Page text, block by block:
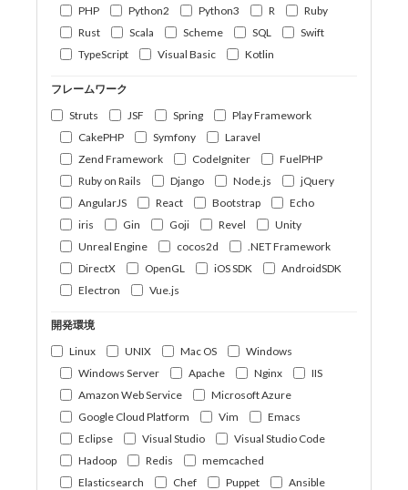
PHP
Python2 Python3 R
Ruby
Rust
Scala Scheme SQL
Swift
TypeScript
Visual Basic Kotlin
フレームワーク
Struts
JSF Spring
Play Framework
CakePHP
Symfony
Laravel
Zend Framework
CodeIgniter
FuelPHP
Ruby on Rails
Django Node.js
jQuery
AngularJS
React Bootstrap
Echo
iris
Gin Goji Revel
Unity
Unreal Engine
cocos2d
.NET Framework
DirectX
OpenGL iOS SDK
AndroidSDK
Electron
Vue.js
開発環境
Linux
UNIX Mac OS
Windows
Windows Server
Apache Nginx
IIS
Amazon Web Service
Microsoft Azure
Google Cloud Platform
Vim
Emacs
Eclipse
Visual Studio
Visual Studio Code
Hadoop
Redis
memcached
Elasticsearch
Chef Puppet
Ansible